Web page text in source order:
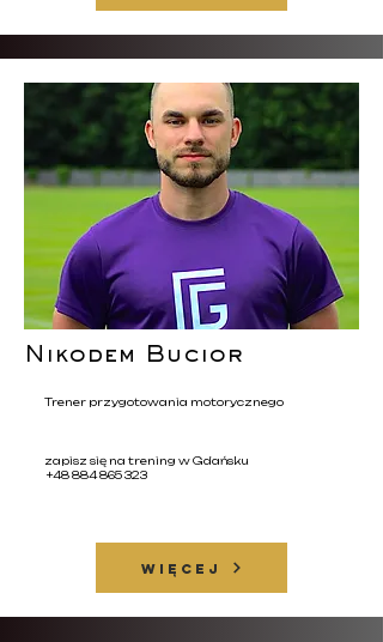
Nikodem Bucior
Trener przygotowania motorycznego
zapisz się na trening w Gdańsku
+48 884 865 323
WIĘCEJ